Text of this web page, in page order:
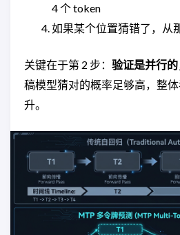
4 个 token
如果某个位置猜错了，从
关键在于第 2 步： 验证是并行
稿模型猜对的概率足够高，整
升。